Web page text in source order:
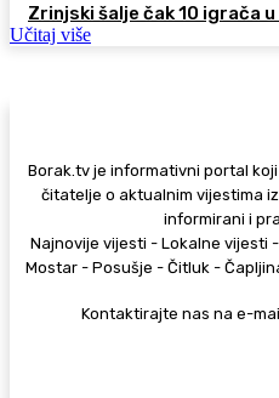
Zrinjski šalje čak 10 igrača
Učitaj više
Borak.tv je informativni portal
čitatelje o aktualnim vijestima
informirani i
Najnovije vijesti - Lokalne vijesti
Mostar - Posušje - Čitluk -
Kontaktirajte nas na e-